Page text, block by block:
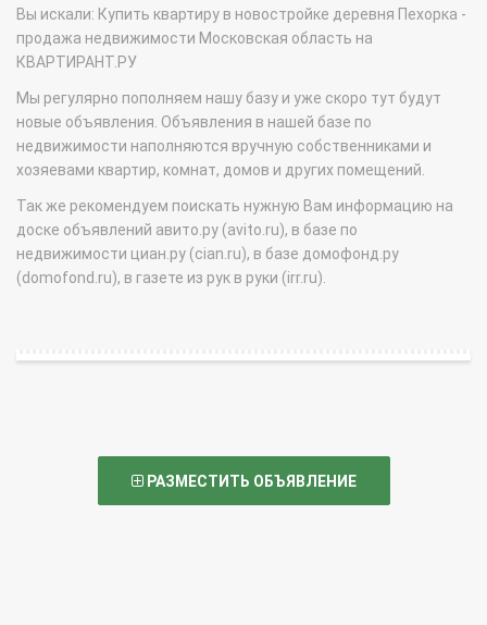
Вы искали: Купить квартиру в новостройке деревня Пехорка -
продажа недвижимости Московская область на
КВАРТИРАНТ.РУ
Мы регулярно пополняем нашу базу и уже скоро тут будут
новые объявления. Объявления в нашей базе по
недвижимости наполняются вручную собственниками и
хозяевами квартир, комнат, домов и других помещений.
Так же рекомендуем поискать нужную Вам информацию на
доске объявлений авито.ру (avito.ru), в базе по
недвижимости циан.ру (cian.ru), в базе домофонд.ру
(domofond.ru), в газете из рук в руки (irr.ru).
РАЗМЕСТИТЬ ОБЪЯВЛЕНИЕ